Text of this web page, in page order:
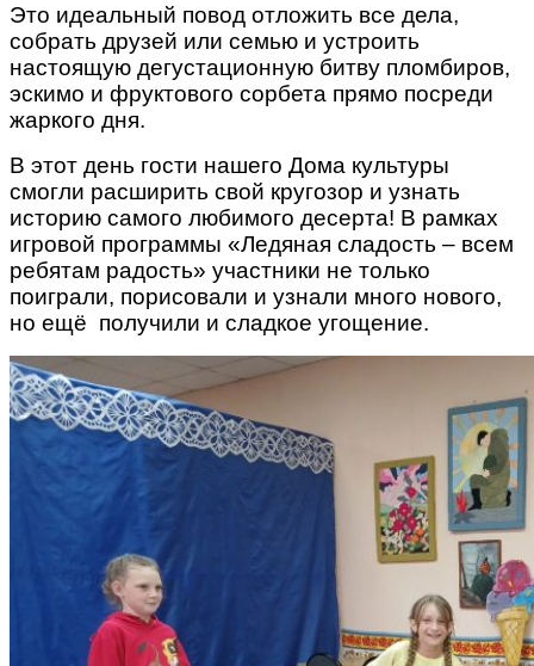
Это идеальный повод отложить все дела,
собрать друзей или семью и устроить
настоящую дегустационную битву пломбиров,
эскимо и фруктового сорбета прямо посреди
жаркого дня.
В этот день гости нашего Дома культуры
смогли расширить свой кругозор и узнать
историю самого любимого десерта! В рамках
игровой программы «Ледяная сладость – всем
ребятам радость» участники не только
поиграли, порисовали и узнали много нового,
но ещё получили и сладкое угощение.